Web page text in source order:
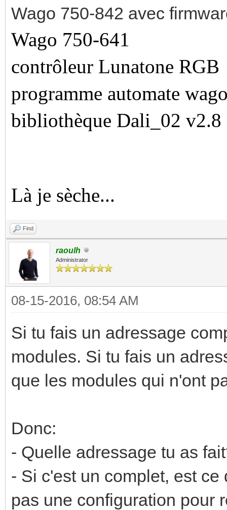
Wago 750-842 avec
Wago 750-641
contrôleur Lunatone RGB
programme automate
bibliothèque Dali_02 v2.8
Là je sèche...
Find
raoulh
Administrator
08-15-2016, 08:54 AM
Si tu fais un adressage
modules. Si tu fais un
que les modules qui n'ont
Donc:
- Quelle adressage tu as
- Si c'est un complet, est
pas une configuration pour